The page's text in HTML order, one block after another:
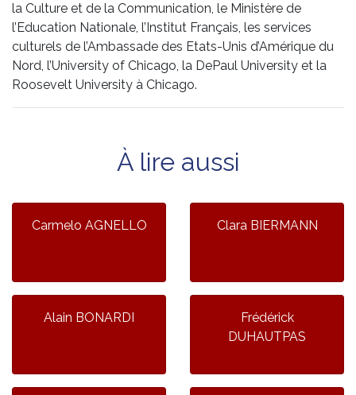
la Culture et de la Communication, le Ministère de
l’Education Nationale, l’Institut Français, les services
culturels de l’Ambassade des Etats-Unis d’Amérique du
Nord, l’University of Chicago, la DePaul University et la
Roosevelt University à Chicago.
À lire aussi
Carmelo AGNELLO Clara BIERMANN
Alain BONARDI
Frédérick
DUHAUTPAS